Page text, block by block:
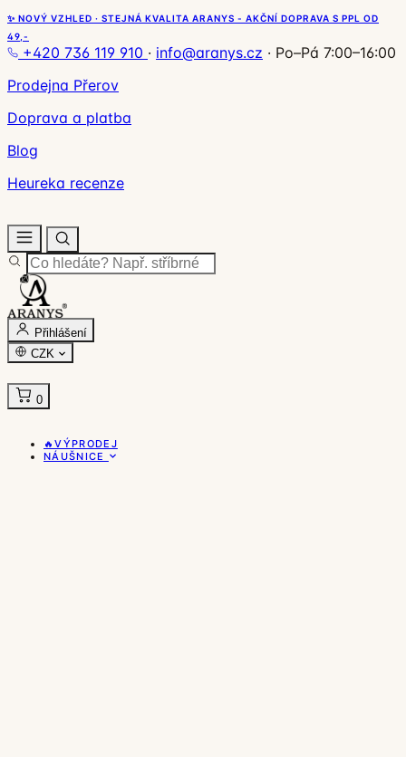
✨ NOVÝ VZHLED · STEJNÁ KVALITA ARANYS - AKČNÍ DOPRAVA S PPL OD
49,-
+420 736 119 910 · info@aranys.cz · Po–Pá 7:00–16:00
Prodejna Přerov
Doprava a platba
Blog
Heureka recenze
Přihlášení
CZK
0
🔥VÝPRODEJ
NÁUŠNICE